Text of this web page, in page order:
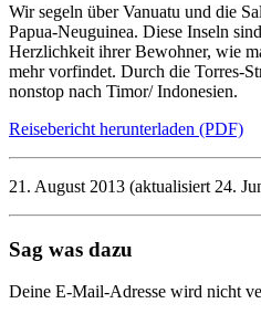
Wir segeln über Vanuatu und die
Papua-Neuguinea. Diese Inseln
Herzlichkeit ihrer Bewohner, wie
mehr vorfindet. Durch die Torres-
nonstop nach Timor/ Indonesien.
Reisebericht herunterladen (PDF)
21. August 2013 (aktualisiert 24.
Sag was dazu
Deine E-Mail-Adresse wird nicht